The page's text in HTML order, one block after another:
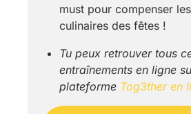
must pour compenser
culinaires des fêtes !
Tu peux retrouver tous
entraînements en ligne
plateforme Tog3ther en